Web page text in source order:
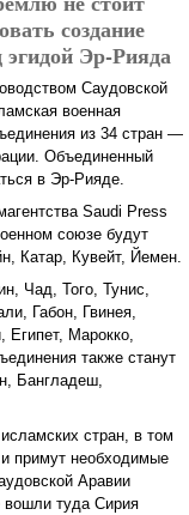
создание
эгидой Эр-Рияда
Саудовской
военная
из 34 стран —
Объединенный
в Эр-Рияде.
Saudi Press
союзе будут
Катар, Кувейт, Йемен.
Чад, Того, Тунис,
Габон, Гвинея,
Марокко,
также станут
Бангладеш,
стран, в том
примут необходимые
Аравии
туда Сирия